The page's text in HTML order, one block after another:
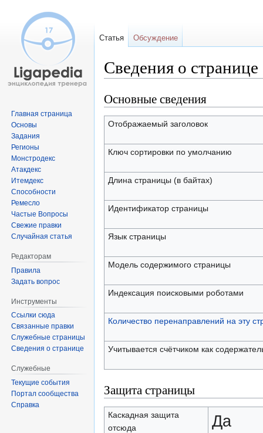
Сведения о
Перейти
к
навигации
Перейти
к
поиску
Основные сведения
Отображаемый заголовок
Ключ сортировки по умолчанию
Длина страницы (в байтах)
Идентификатор страницы
Язык страницы
Модель содержимого страницы
Индексация поисковыми роботами
Количество перенаправлений на эту
Учитывается счётчиком как
Защита страницы
Каскадная защита
отсюда
Да
Статья Обсуждение
Главная страница
Основы
Задания
Регионы
Монстродекс
Атакдекс
Итемдекс
Способности
Ремесло
Частые Вопросы
Свежие правки
Случайная статья
Редакторам
Правила
Задать вопрос
Инструменты
Ссылки сюда
Связанные правки
Служебные страницы
Сведения о странице
Служебные
Текущие события
Портал сообщества
Справка